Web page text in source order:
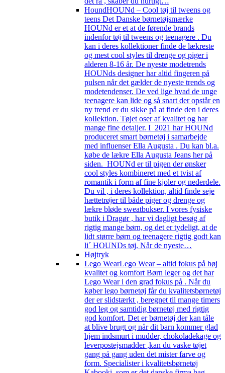
HoundHOUNd – Cool tøj til tweens og
teens Det Danske børnetøjsmærke
HOUNd er et at de førende brands
indenfor tøj til tweens og teenagere . Du
kan i deres kollektioner finde de lækreste
og mest cool styles til drenge og piger i
alderen 8-16 år. De nyeste modetrends
HOUNds designer har altid fingeren på
pulsen når det gælder de nyeste trends og
modetendenser. De ved lige hvad de unge
teenagere kan lide og så snart der opstår en
ny trend er du sikke på at finde den i deres
kolIektion. Tøjet oser af kvalitet og har
mange fine detaljer. I 2021 har HOUNd
produceret smart børnetøj i samarbejde
med influenser Ella Augusta . Du kan bl.a.
købe de lækre Ella Augusta Jeans her på
siden. HOUNd er til pigen der ønsker
cool styles kombineret med et tvist af
romantik i form af fine kjoler og nederdele.
Du vil , i deres kollektion, altid finde seje
hættetrøjer til både piger og drenge og
lækre bløde sweatbukser. I vores fysiske
butik i Dragør , har vi dagligt besøg af
rigtig mange børn, og det er tydeligt, at de
lidt større børn og teenagere rigtig godt kan
li´ HOUNDs tøj. Når de nyeste…
Højtryk
Lego WearLego Wear – altid fokus på høj
kvalitet og komfort Børn leger og det har
Lego Wear i den grad fokus på . Når du
køber lego børnetøj får du kvalitetsbørnetøj
der er slidstærkt , beregnet til mange timers
god leg og samtidig børnetøj med rigtig
god komfort. Det er børnetøj der kan tåle
at blive brugt og når dit barn kommer glad
hjem indsmurt i mudder, chokoladekage og
leverpostejsmadder ,kan du vaske tøjet
gang på gang uden det mister farve og
form. Specialister i kvalitetsbørnetøj